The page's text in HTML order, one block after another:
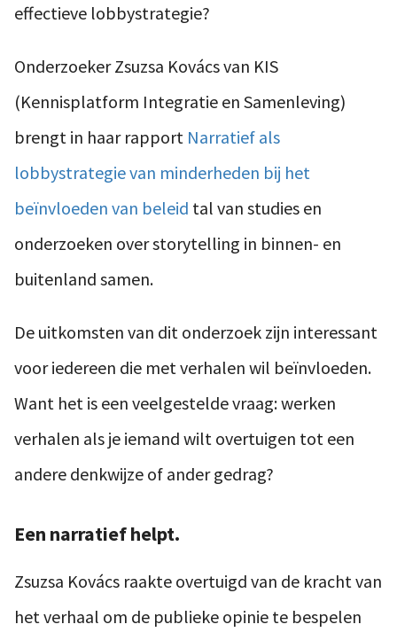
effectieve lobbystrategie?
Onderzoeker Zsuzsa Kovács van KIS
(Kennisplatform Integratie en Samenleving)
brengt in haar rapport Narratief als
lobbystrategie van minderheden bij het
beïnvloeden van beleid tal van studies en
onderzoeken over storytelling in binnen- en
buitenland samen.
De uitkomsten van dit onderzoek zijn interessant
voor iedereen die met verhalen wil beïnvloeden.
Want het is een veelgestelde vraag: werken
verhalen als je iemand wilt overtuigen tot een
andere denkwijze of ander gedrag?
Een narratief helpt.
Zsuzsa Kovács raakte overtuigd van de kracht van
het verhaal om de publieke opinie te bespelen